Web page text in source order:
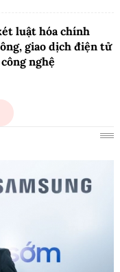
luật hóa chính
giao dịch điện tử
nghệ